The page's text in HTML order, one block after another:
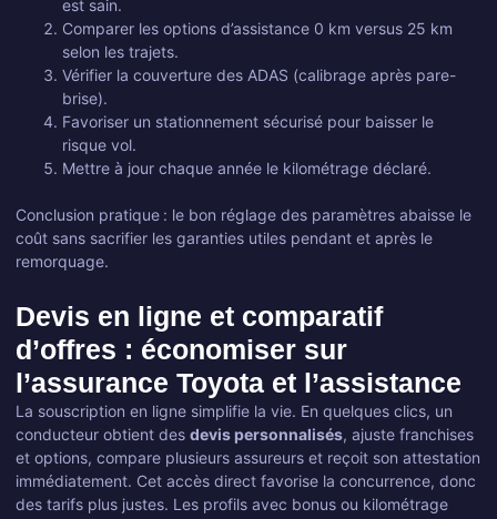
est sain.
Comparer les options d’assistance 0 km versus 25 km
selon les trajets.
Vérifier la couverture des ADAS (calibrage après pare-
brise).
Favoriser un stationnement sécurisé pour baisser le
risque vol.
Mettre à jour chaque année le kilométrage déclaré.
Conclusion pratique : le bon réglage des paramètres abaisse le
coût sans sacrifier les garanties utiles pendant et après le
remorquage.
Devis en ligne et comparatif
d’offres : économiser sur
l’assurance Toyota et l’assistance
La souscription en ligne simplifie la vie. En quelques clics, un
conducteur obtient des devis personnalisés, ajuste franchises
et options, compare plusieurs assureurs et reçoit son attestation
immédiatement. Cet accès direct favorise la concurrence, donc
des tarifs plus justes. Les profils avec bonus ou kilométrage